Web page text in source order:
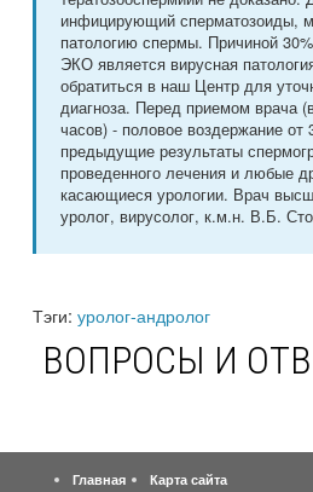
инфицирующий сперматозоиды,
патологию спермы. Причиной
ЭКО является вирусная
обратиться в наш Центр для
диагноза. Перед приемом врача
часов) - половое воздержание
предыдущие результаты
проведенного лечения и любые
касающиеся урологии. Врач
уролог, вирусолог, к.м.н. В.Б.
Тэги: уролог-андролог
ВОПРОСЫ И
Главная
Карта сайта